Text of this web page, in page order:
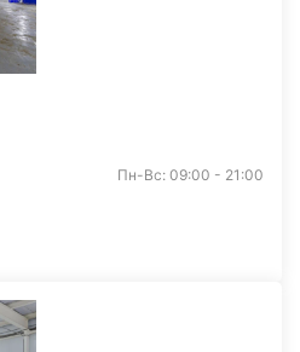
Пн-Вс: 09:00 - 21:00